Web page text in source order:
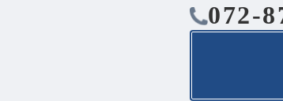
072-